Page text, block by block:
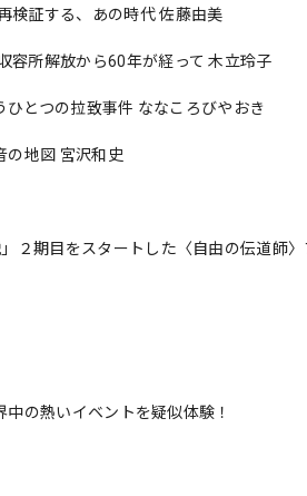
検証する、あの時代 佐藤由美
所解放から60年が経って 木立玲子
とつの拉致事件 ななころびやおき
の地図 宮沢和史
期目をスタートした〈自由の伝道師
の熱いイベントを疑似体験！